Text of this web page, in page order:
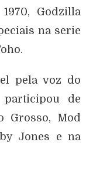
Godzilla
na serie
pela voz do
participou de
Grosso, Mod
Jones e na